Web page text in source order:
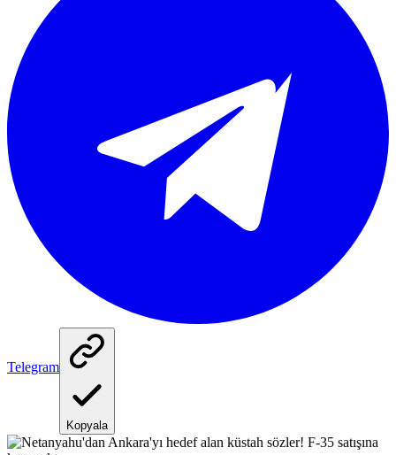
Telegram
Kopyala